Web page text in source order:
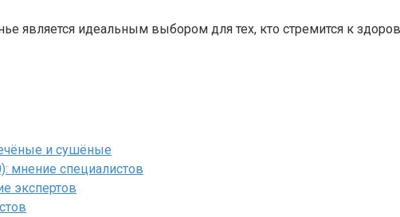
является идеальным выбором для тех, кто стремится к
и сушёные
мнение специалистов
экспертов